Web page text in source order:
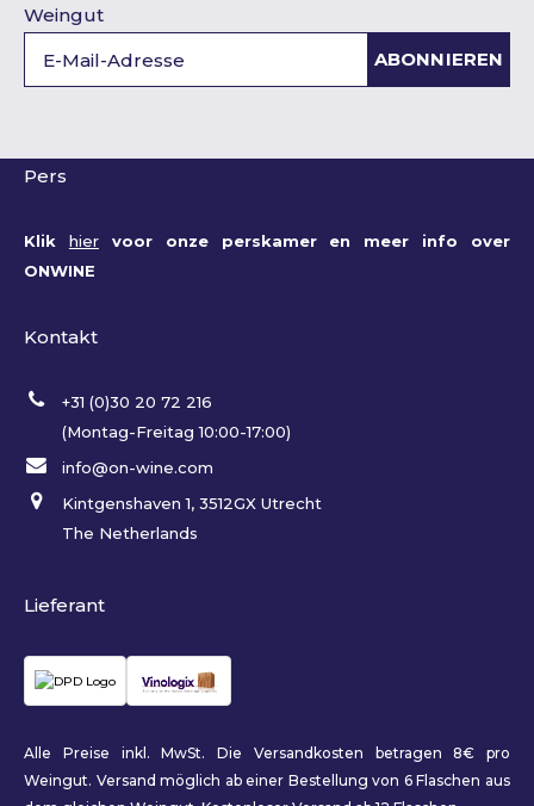
Weingut
ABONNIEREN
Pers
Klik hiervoor onze perskamer en meer info over
ONWINE
Kontakt
+31 (0)30 20 72 216
(Montag-Freitag 10:00-17:00)
info@on-wine.com
Kintgenshaven 1, 3512GX Utrecht
The Netherlands
Lieferant
Alle Preise inkl. MwSt. Die Versandkosten betragen 8€ pro
Weingut. Versand möglich ab einer Bestellung von 6 Flaschen aus